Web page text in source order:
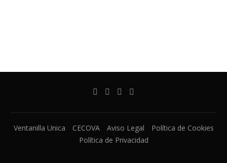
Ventanilla Unica CECOVA Aviso Legal
Política de Cookies
Política de Privacidad